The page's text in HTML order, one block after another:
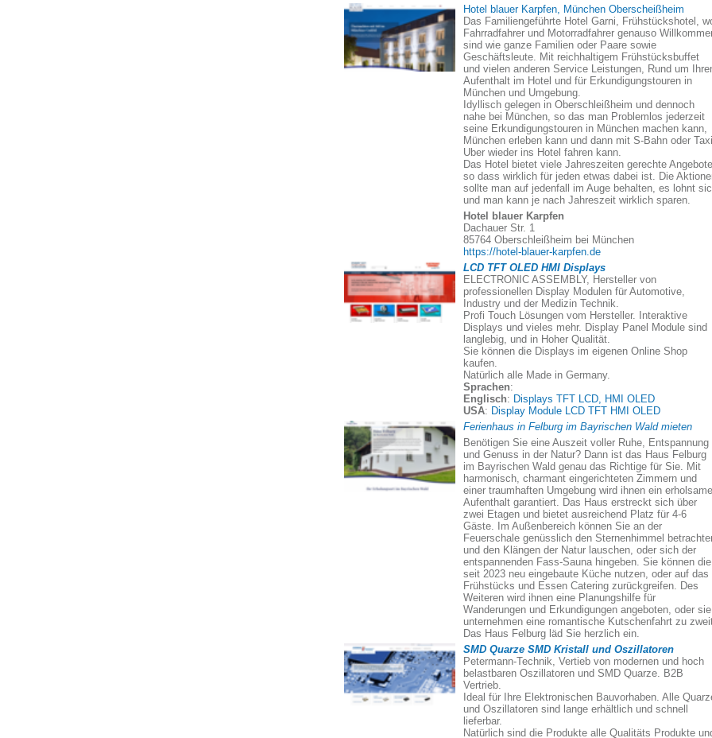
Hotel blauer Karpfen, München Oberscheißheim
Das Familiengeführte Hotel Garni, Frühstückshotel,
Fahrradfahrer und Motorradfahrer genauso
sind wie ganze Familien oder Paare sowie
Geschäftsleute. Mit reichhaltigem Frühstücksbuffet
und vielen anderen Service Leistungen, Rund um
Aufenthalt im Hotel und für Erkundigungstouren in
München und Umgebung.
Idyllisch gelegen in Oberschleißheim und dennoch
nahe bei München, so das man Problemlos jederzeit
seine Erkundigungstouren in München machen kann,
München erleben kann und dann mit S-Bahn oder
Uber wieder ins Hotel fahren kann.
Das Hotel bietet viele Jahreszeiten gerechte
so dass wirklich für jeden etwas dabei ist. Die
sollte man auf jedenfall im Auge behalten, es lohnt
und man kann je nach Jahreszeit wirklich sparen.
Hotel blauer Karpfen
Dachauer Str. 1
85764 Oberschleißheim bei München
https://hotel-blauer-karpfen.de
LCD TFT OLED HMI Displays
ELECTRONIC ASSEMBLY, Hersteller von
professionellen Display Modulen für Automotive,
Industry und der Medizin Technik.
Profi Touch Lösungen vom Hersteller. Interaktive
Displays und vieles mehr. Display Panel Module sind
langlebig, und in Hoher Qualität.
Sie können die Displays im eigenen Online Shop
kaufen.
Natürlich alle Made in Germany.
Sprachen:
Englisch: Displays TFT LCD, HMI OLED
USA: Display Module LCD TFT HMI OLED
Ferienhaus in Felburg im Bayrischen Wald mieten
Benötigen Sie eine Auszeit voller Ruhe, Entspannung
und Genuss in der Natur? Dann ist das Haus Felburg
im Bayrischen Wald genau das Richtige für Sie. Mit
harmonisch, charmant eingerichteten Zimmern und
einer traumhaften Umgebung wird ihnen ein
Aufenthalt garantiert. Das Haus erstreckt sich über
zwei Etagen und bietet ausreichend Platz für 4-6
Gäste. Im Außenbereich können Sie an der
Feuerschale genüsslich den Sternenhimmel
und den Klängen der Natur lauschen, oder sich der
entspannenden Fass-Sauna hingeben. Sie können die
seit 2023 neu eingebaute Küche nutzen, oder auf das
Frühstücks und Essen Catering zurückgreifen. Des
Weiteren wird ihnen eine Planungshilfe für
Wanderungen und Erkundigungen angeboten, oder sie
unternehmen eine romantische Kutschenfahrt zu
Das Haus Felburg läd Sie herzlich ein.
SMD Quarze SMD Kristall und Oszillatoren
Petermann-Technik, Vertieb von modernen und hoch
belastbaren Oszillatoren und SMD Quarze. B2B
Vertrieb.
Ideal für Ihre Elektronischen Bauvorhaben. Alle
und Oszillatoren sind lange erhältlich und schnell
lieferbar.
Natürlich sind die Produkte alle Qualitäts Produkte